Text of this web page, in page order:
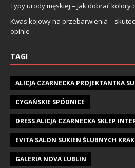
Typy urody męskiej – jak dobrać kolory
Kwas kojowy na przebarwienia –
opinie
TAGI
ALICJA CZARNECKA PROJEKTANTKA
CYGAŃSKIE SPÓDNICE
DRESS ALICJA CZARNECKA SKLEP
EVITA SALON SUKIEN ŚLUBNYCH
GALERIA NOVA LUBLIN